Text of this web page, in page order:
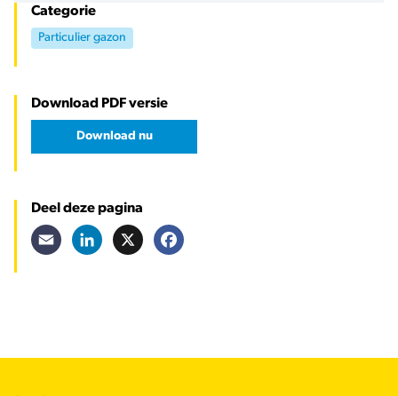
Categorie
Particulier gazon
Download PDF versie
Download nu
Deel deze pagina
Email LinkedIn